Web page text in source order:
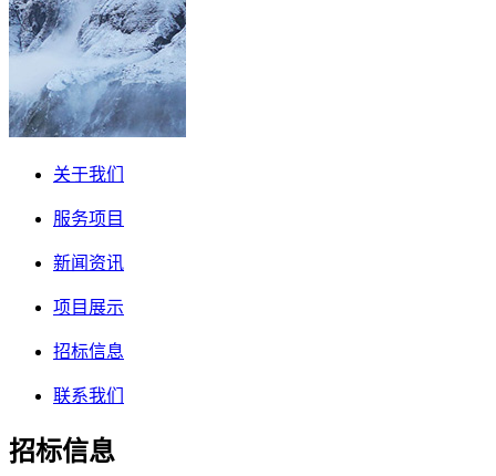
关于我们
服务项目
新闻资讯
项目展示
招标信息
联系我们
招标信息